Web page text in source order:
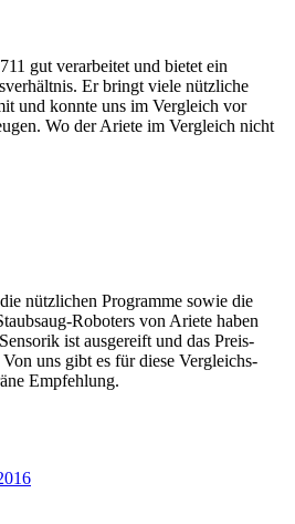
gut verarbeitet und bietet ein
Er bringt viele nützliche
und konnte uns im Vergleich vor
Wo der Ariete im Vergleich nicht
nützlichen Programme sowie die
Roboters von Ariete haben
ist ausgereift und das Preis-
uns gibt es für diese Vergleichs-
Empfehlung.